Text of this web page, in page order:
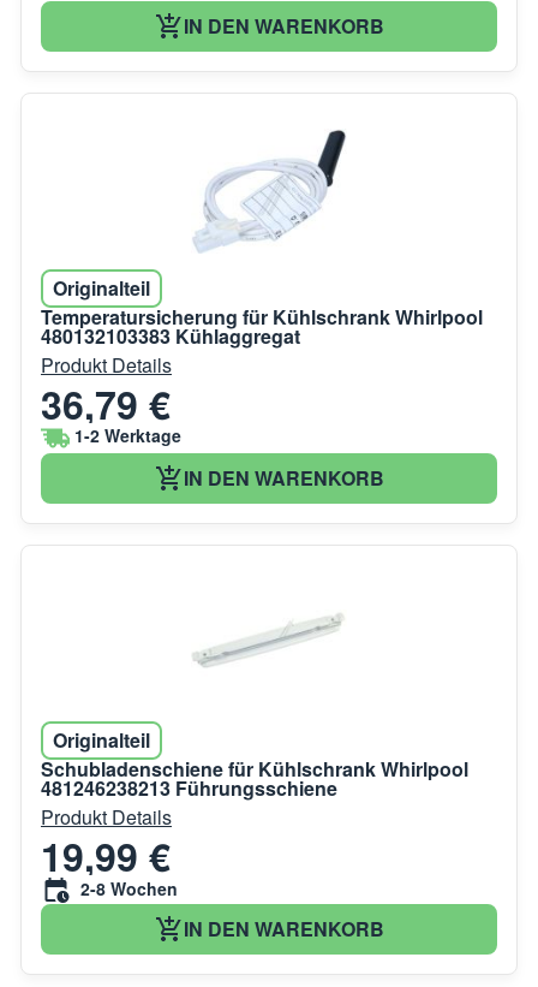
IN DEN WARENKORB
Originalteil
Temperatursicherung für Kühlschrank Whirlpool
480132103383 Kühlaggregat
Produkt Details
36,79 €
1-2 Werktage
IN DEN WARENKORB
Originalteil
Schubladenschiene für Kühlschrank Whirlpool
481246238213 Führungsschiene
Produkt Details
19,99 €
2-8 Wochen
IN DEN WARENKORB